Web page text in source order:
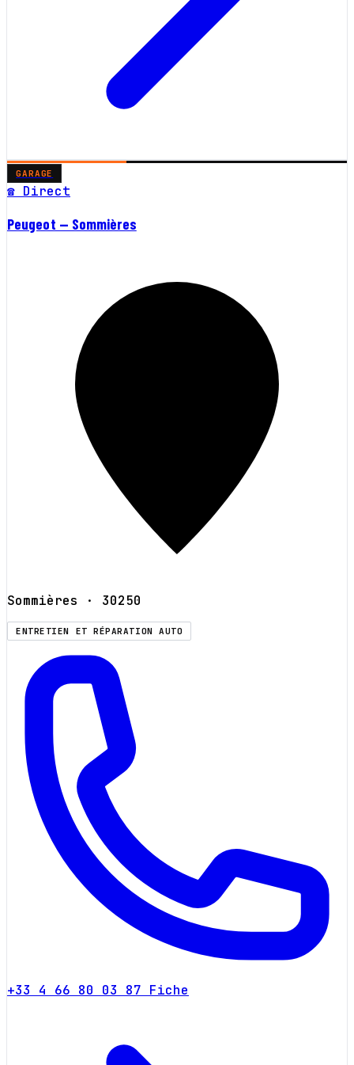
GARAGE
☎ Direct
Peugeot — Sommières
Sommières · 30250
ENTRETIEN ET RÉPARATION AUTO
+33 4 66 80 03 87 Fiche